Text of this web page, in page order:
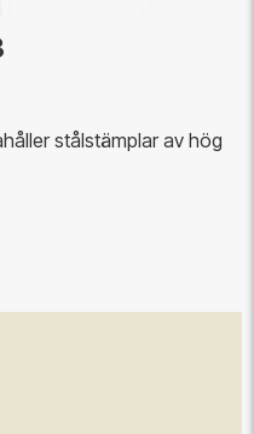
stålstämplar av hög